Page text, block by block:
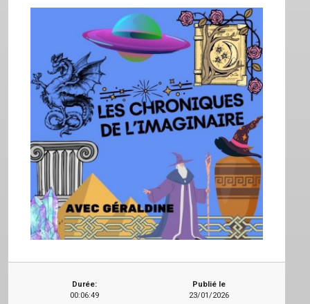
Durée:
00:06:49
Publié le
23/01/2026